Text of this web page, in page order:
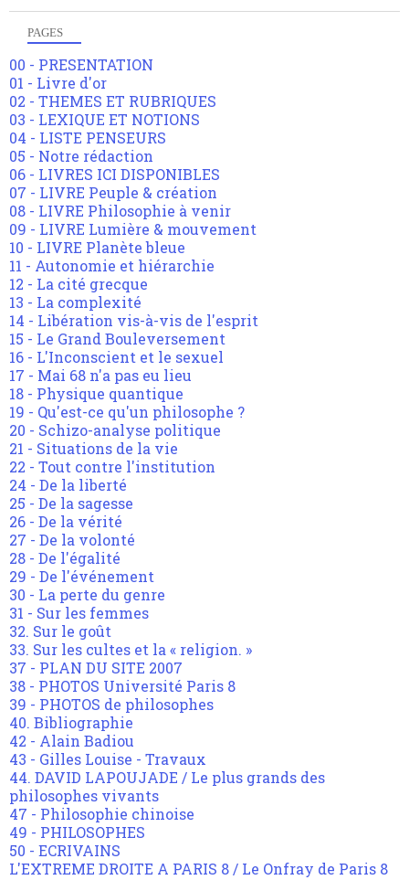
PAGES
00 - PRESENTATION
01 - Livre d'or
02 - THEMES ET RUBRIQUES
03 - LEXIQUE ET NOTIONS
04 - LISTE PENSEURS
05 - Notre rédaction
06 - LIVRES ICI DISPONIBLES
07 - LIVRE Peuple & création
08 - LIVRE Philosophie à venir
09 - LIVRE Lumière & mouvement
10 - LIVRE Planète bleue
11 - Autonomie et hiérarchie
12 - La cité grecque
13 - La complexité
14 - Libération vis-à-vis de l'esprit
15 - Le Grand Bouleversement
16 - L'Inconscient et le sexuel
17 - Mai 68 n'a pas eu lieu
18 - Physique quantique
19 - Qu'est-ce qu'un philosophe ?
20 - Schizo-analyse politique
21 - Situations de la vie
22 - Tout contre l'institution
24 - De la liberté
25 - De la sagesse
26 - De la vérité
27 - De la volonté
28 - De l'égalité
29 - De l'événement
30 - La perte du genre
31 - Sur les femmes
32. Sur le goût
33. Sur les cultes et la « religion. »
37 - PLAN DU SITE 2007
38 - PHOTOS Université Paris 8
39 - PHOTOS de philosophes
40. Bibliographie
42 - Alain Badiou
43 - Gilles Louise - Travaux
44. DAVID LAPOUJADE / Le plus grands des
philosophes vivants
47 - Philosophie chinoise
49 - PHILOSOPHES
50 - ECRIVAINS
L'EXTREME DROITE A PARIS 8 / Le Onfray de Paris 8